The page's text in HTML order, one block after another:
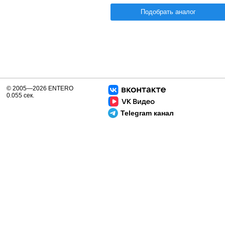
Подобрать аналог
Telegram канал
© 2005—2026 ENTERO
0.055 сек.